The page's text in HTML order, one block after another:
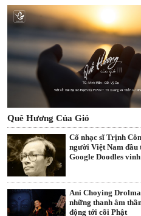
Quê Hương Của Gió
Cố nhạc sĩ Trịnh
người Việt Nam đầu
Google Doodles
Ani Choying
những thanh âm
động tới cõi Phật